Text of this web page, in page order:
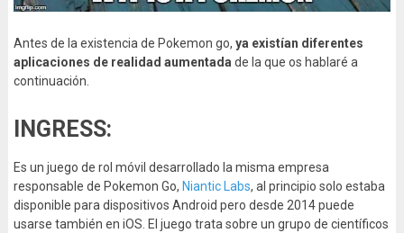
Antes de la existencia de Pokemon go, ya existían diferentes
aplicaciones de realidad aumentada de la que os hablaré a
continuación.
INGRESS:
Es un juego de rol móvil desarrollado la misma empresa
responsable de Pokemon Go, Niantic Labs, al principio solo estaba
disponible para dispositivos Android pero desde 2014 puede
usarse también en iOS. El juego trata sobre un grupo de científicos